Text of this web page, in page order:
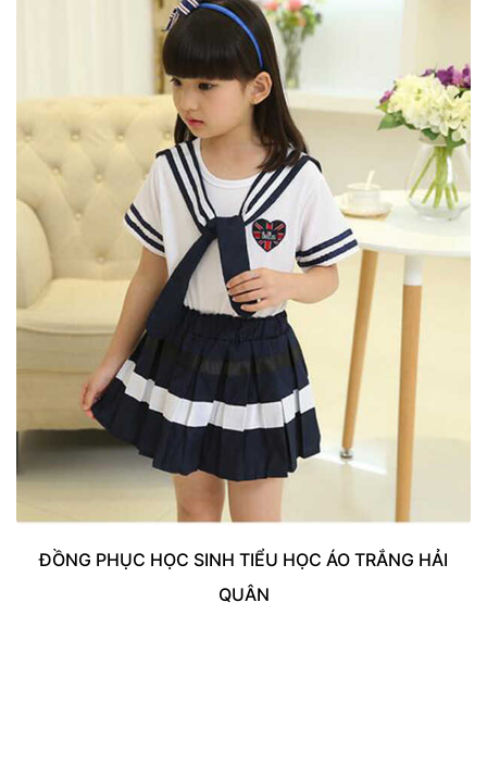
ĐỒNG PHỤC HỌC SINH TIỂU HỌC ÁO TRẮNG HẢI
QUÂN